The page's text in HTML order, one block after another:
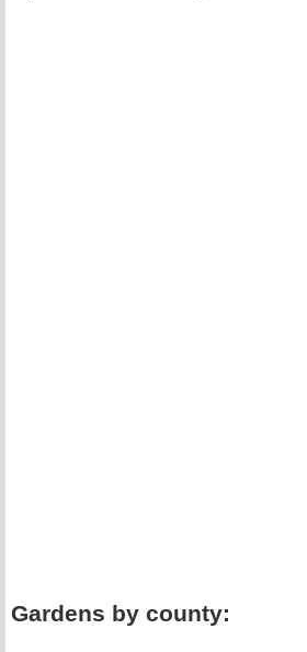
Gardens by county: